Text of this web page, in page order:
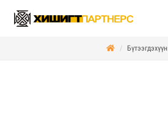
Бүтээгдэхүүн